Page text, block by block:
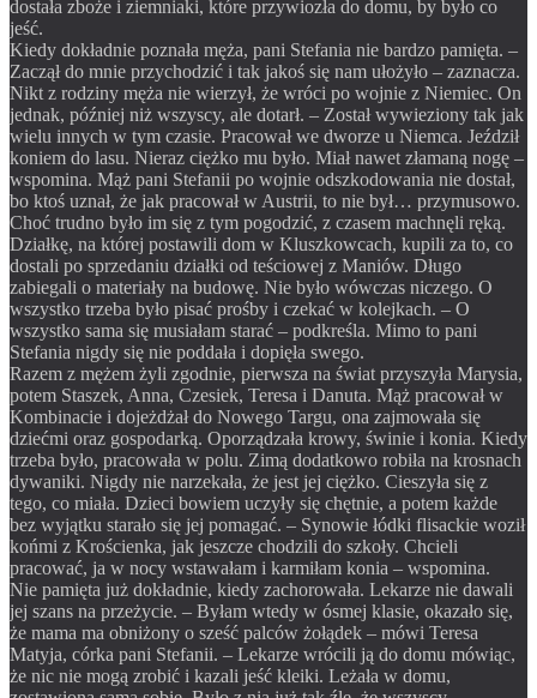
dostała zboże i ziemniaki, które przywiozła do domu, by było co
jeść.
Kiedy dokładnie poznała męża, pani Stefania nie bardzo pamięta. –
Zaczął do mnie przychodzić i tak jakoś się nam ułożyło – zaznacza.
Nikt z rodziny męża nie wierzył, że wróci po wojnie z Niemiec. On
jednak, później niż wszyscy, ale dotarł. – Został wywieziony tak jak
wielu innych w tym czasie. Pracował we dworze u Niemca. Jeździł
koniem do lasu. Nieraz ciężko mu było. Miał nawet złamaną nogę –
wspomina. Mąż pani Stefanii po wojnie odszkodowania nie dostał,
bo ktoś uznał, że jak pracował w Austrii, to nie był… przymusowo.
Choć trudno było im się z tym pogodzić, z czasem machnęli ręką.
Działkę, na której postawili dom w Kluszkowcach, kupili za to, co
dostali po sprzedaniu działki od teściowej z Maniów. Długo
zabiegali o materiały na budowę. Nie było wówczas niczego. O
wszystko trzeba było pisać prośby i czekać w kolejkach. – O
wszystko sama się musiałam starać – podkreśla. Mimo to pani
Stefania nigdy się nie poddała i dopięła swego.
Razem z mężem żyli zgodnie, pierwsza na świat przyszyła Marysia,
potem Staszek, Anna, Czesiek, Teresa i Danuta. Mąż pracował w
Kombinacie i dojeżdżał do Nowego Targu, ona zajmowała się
dziećmi oraz gospodarką. Oporządzała krowy, świnie i konia. Kiedy
trzeba było, pracowała w polu. Zimą dodatkowo robiła na krosnach
dywaniki. Nigdy nie narzekała, że jest jej ciężko. Cieszyła się z
tego, co miała. Dzieci bowiem uczyły się chętnie, a potem każde
bez wyjątku starało się jej pomagać. – Synowie łódki flisackie woził
końmi z Krościenka, jak jeszcze chodzili do szkoły. Chcieli
pracować, ja w nocy wstawałam i karmiłam konia – wspomina.
Nie pamięta już dokładnie, kiedy zachorowała. Lekarze nie dawali
jej szans na przeżycie. – Byłam wtedy w ósmej klasie, okazało się,
że mama ma obniżony o sześć palców żołądek – mówi Teresa
Matyja, córka pani Stefanii. – Lekarze wrócili ją do domu mówiąc,
że nic nie mogą zrobić i kazali jeść kleiki. Leżała w domu,